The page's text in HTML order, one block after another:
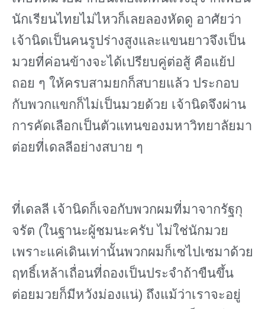
นักเรียนไทยไม่ไหวก็เลยลองหัดดู อาศัยว่า
เจ้านิดเป็นคนรูปร่างสูงและแขนยาวจึงเป็น
มวยที่ค่อนข้างจะได้เปรียบคู่ต่อสู้ คือแย้ป
ถอย ๆ ให้ครบสามยกก็สบายแล้ว ประกอบ
กับพวกแขกก็ไม่เป็นมวยด้วย เจ้านิดจึงผ่าน
การคัดเลือกเป็นตัวแทนของมหาวิทยาลัยมา
ต่อยที่เดลลีอย่างสบาย ๆ
ที่เดลลี เจ้านิดก็เจอกับพวกผมที่มาจากรัฐกุ
จรัต (ในฐานะผู้ชมนะครับ ไม่ใช่นักมวย
เพราะแค่เดินเท่านั้นพวกผมก็เซไปเซมาด้วย
ฤทธิ์เหล้าเถื่อนที่ถองเป็นประจําถ้าขืนขึ้น
ต่อยมวยก็มีหวังม่องแน่) ถึงแม้ว่าเราจะอยู่